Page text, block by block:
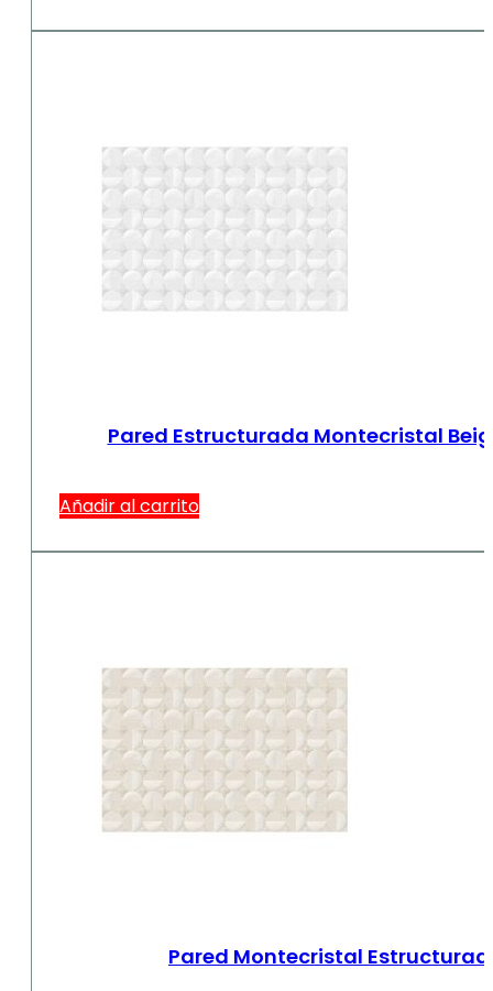
Pared Estructurada Montecristal
Añadir al carrito
Pared Montecristal